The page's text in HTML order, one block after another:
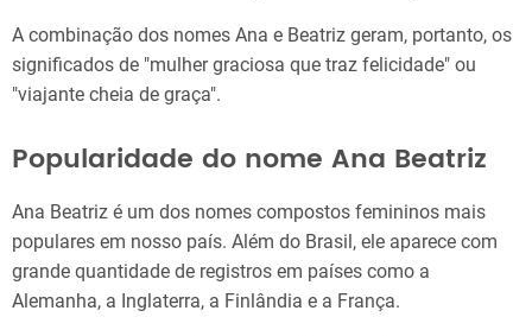
A combinação dos nomes Ana e Beatriz geram, portanto, os
significados de "mulher graciosa que traz felicidade" ou
"viajante cheia de graça".
Popularidade do nome Ana Beatriz
Ana Beatriz é um dos nomes compostos femininos mais
populares em nosso país. Além do Brasil, ele aparece com
grande quantidade de registros em países como a
Alemanha, a Inglaterra, a Finlândia e a França.